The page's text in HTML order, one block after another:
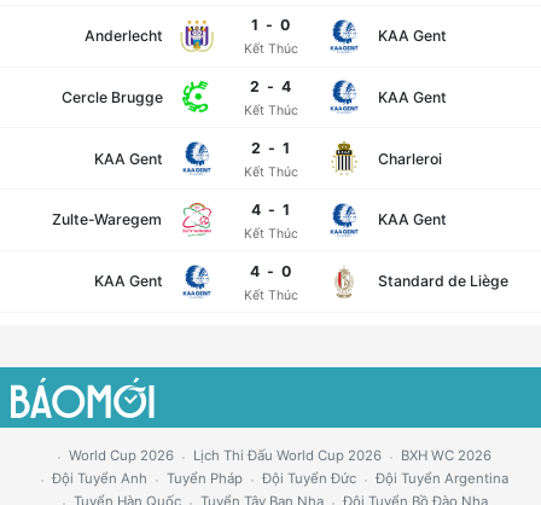
Anderlecht
Kết Thúc
1 - 0
KAA Gent
Cercle Brugge
Kết Thúc
2 - 4
KAA Gent
KAA Gent
Kết Thúc
2 - 1
Charleroi
Zulte-Waregem
Kết Thúc
4 - 1
KAA Gent
KAA Gent
Kết Thúc
4 - 0
Standard de Liège
World Cup 2026 Lịch Thi Đấu World Cup 2026
BXH WC 2026
Đội Tuyển Anh
Tuyển Pháp Đội Tuyển Đức
Đội Tuyển Argentina